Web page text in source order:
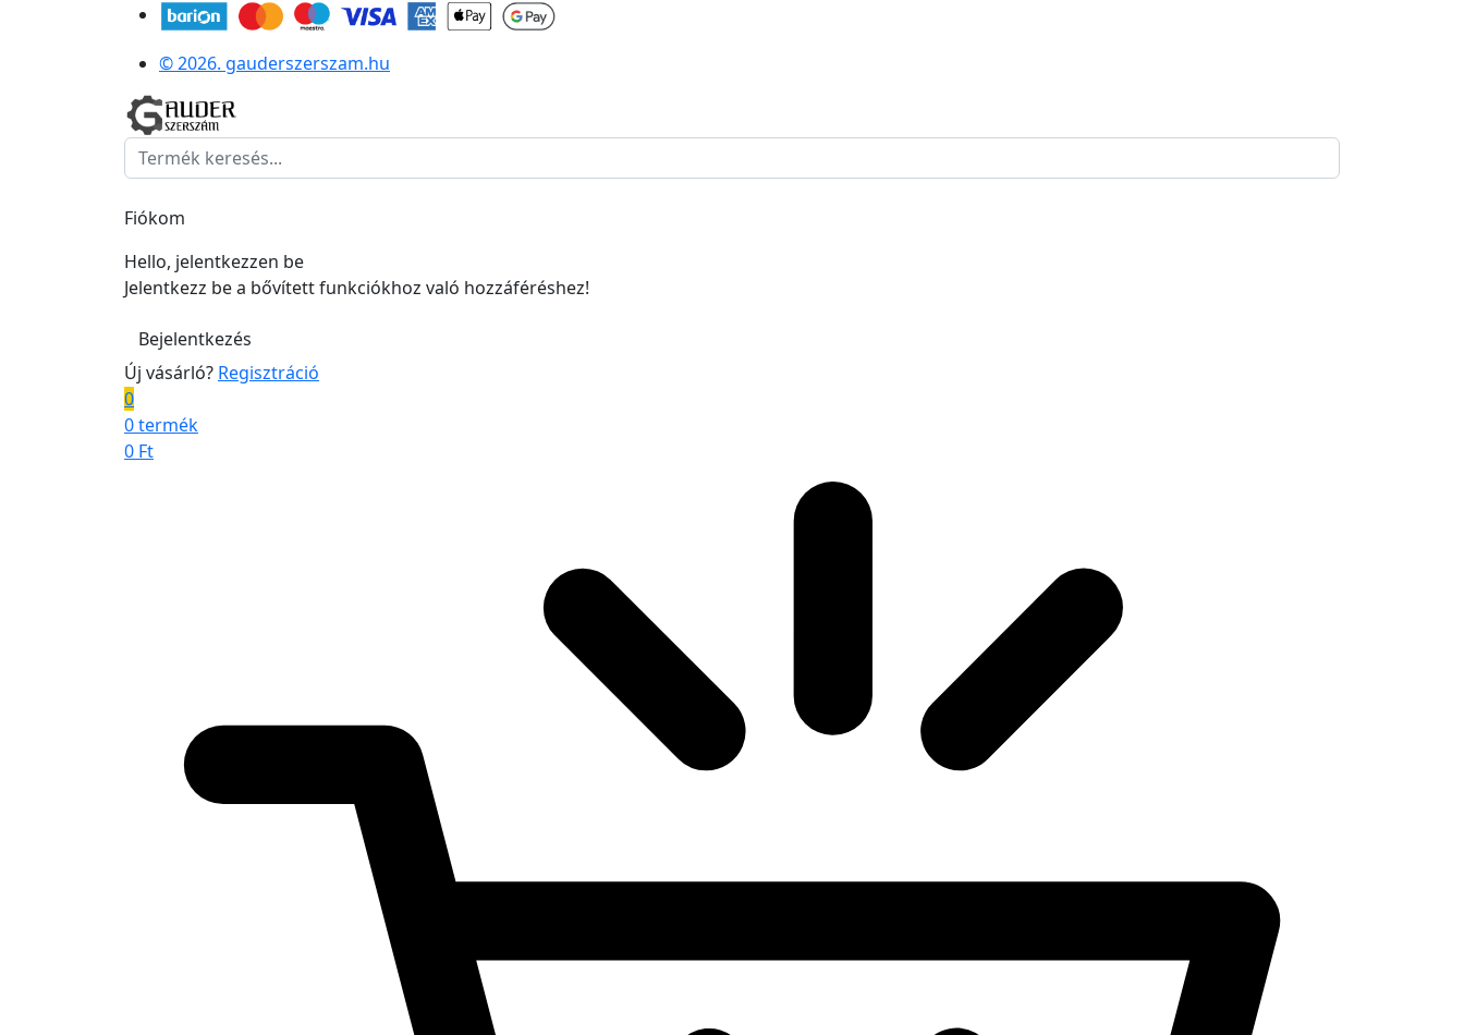
© 2026. gauderszerszam.hu
Fiókom
Hello, jelentkezzen be
Jelentkezz be a bővített funkciókhoz való hozzáféréshez!
Bejelentkezés
Új vásárló? Regisztráció
0
0 termék
0 Ft